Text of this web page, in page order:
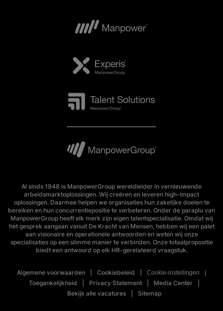
Al sinds 1948 is ManpowerGroup wereldleider in vernieuwende
arbeidsmarktoplossingen. Wij creëren en leveren high-impact
oplossingen. Daarmee helpen we organisaties hun zakelijke doelen te
bereiken en hun concurrentiepositie te verbeteren. Onder de paraplu van
ManpowerGroup heeft elk merk zijn eigen talentspecialisatie. Omdat wij
het gesprek aangaan vanuit De Kracht van Mensen, hebben wij een palet
aan visionaire en operationele antwoorden en weten wij onze
specialisaties op een slimme manier te verbinden. Onze totaalpropositie
biedt een antwoord op elk HR-gerelateerd vraagstuk.
Algemene voorwaarden Cookiebeleid Cookie-instellingen
Toegankelijkheid Privacy Statement
Media Center
Bekijk alle vacatures
Sitemap